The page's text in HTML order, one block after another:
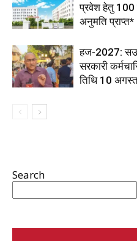
प्रवेश हेतु 100
अनुमति प्राप्त*
हज-2027:
सरकारी
तिथि 10
Search